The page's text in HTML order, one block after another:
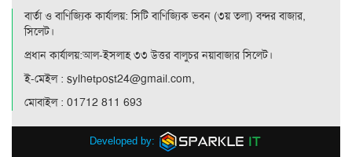
বার্তা ও বাণিজ্যিক কার্যালয়: সিটি বাণিজ‍্যিক ভবন (৩য় তলা) বন্দর বাজার,
সিলেট।
প্রধান কার্যালয়:আল-ইসলাহ ৩৩ উত্তর বালুচর নয়াবাজার সিলেট।
ই-মেইল : sylhetpost24@gmail.com,
মোবাইল : 01712 811 693
Developed by: